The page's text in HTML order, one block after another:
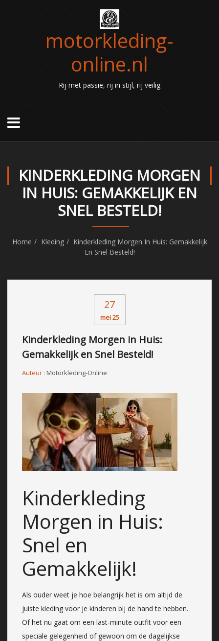
motorkleding-
online.nl
Rij met passie, rij in stijl, rij veilig
KINDERKLEDING MORGEN
IN HUIS: GEMAKKELIJK EN
SNEL BESTELD!
Home Kleding
Kinderkleding Morgen In Huis: Gemakkelijk
En Snel Besteld!
27
mei 25
Kinderkleding Morgen in Huis:
Gemakkelijk en Snel Besteld!
Auteur : Motorkleding-Online
Kinderkleding
Morgen in Huis:
Snel en
Gemakkelijk!
Als ouder weet je hoe belangrijk het is om altijd de
juiste kleding voor je kinderen bij de hand te hebben.
Of het nu gaat om een last-minute outfit voor een
speciale gelegenheid of gewoon om de dagelijkse